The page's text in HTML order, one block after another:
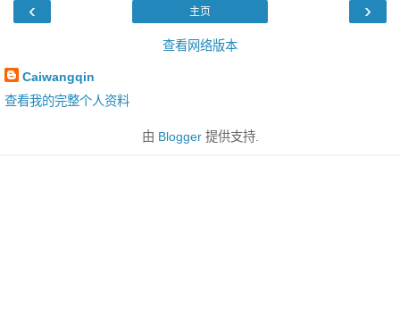
‹ ›
主页
查看网络版本
Caiwangqin
查看我的完整个人资料
由 Blogger提供支持.